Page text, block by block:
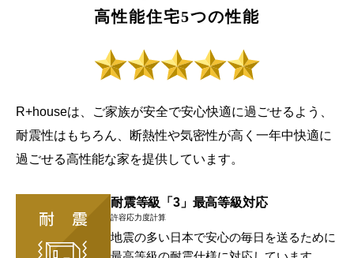
高性能住宅5つの性能
R+houseは、ご家族が安全で安心快適に過ごせるよう、
耐震性はもちろん、断熱性や気密性が高く一年中快適に
過ごせる高性能な家を提供しています。
耐震等級「3」最高等級対応
許容応力度計算
地震の多い日本で安心の毎日を送るために